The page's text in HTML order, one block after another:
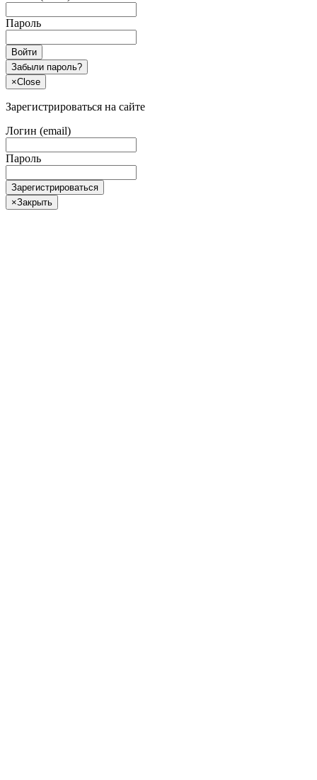
Пароль
Войти
Забыли пароль?
×Close
Зарегистрироваться на сайте
Логин (email)
Пароль
Зарегистрироваться
×Закрыть